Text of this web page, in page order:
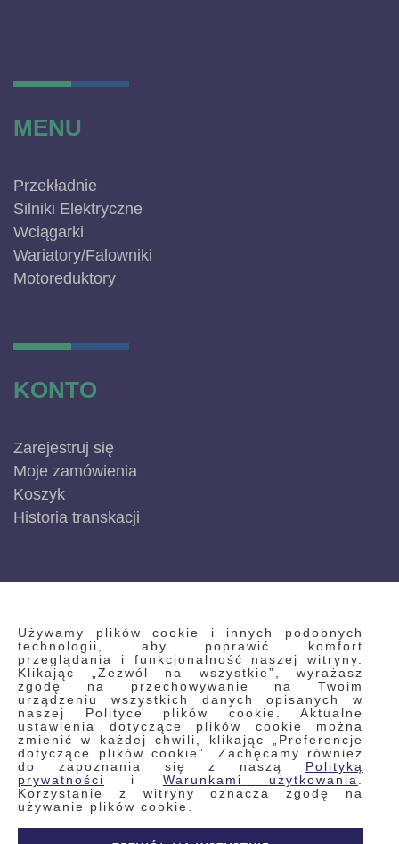
Używamy plików cookie i innych podobnych
technologii, aby poprawić komfort
przeglądania i funkcjonalność naszej witryny.
Klikając „Zezwól na wszystkie”, wyrażasz
zgodę na przechowywanie na Twoim
urządzeniu wszystkich danych opisanych w
naszej Polityce plików cookie. Aktualne
ustawienia dotyczące plików cookie można
zmienić w każdej chwili, klikając „Preferencje
dotyczące plików cookie”. Zachęcamy również
do zapoznania się z naszą Polityką
prywatności
i Warunkami użytkowania
Korzystanie z witryny oznacza zgodę na
używanie plików cookie.
MENU
Przekładnie
Silniki Elektryczne
Wciągarki
Wariatory/Falowniki
Motoreduktory
KONTO
Zarejestruj się
Moje zamówienia
Koszyk
Historia transkacji
INFORMACJE
Regulamin
Polityka prywatności i pliki cookie
Wyszukiwane frazy
Wyszukiwanie zaawansowane
Zamówienia
Skontaktuj się z nami
Odstąp od umowy